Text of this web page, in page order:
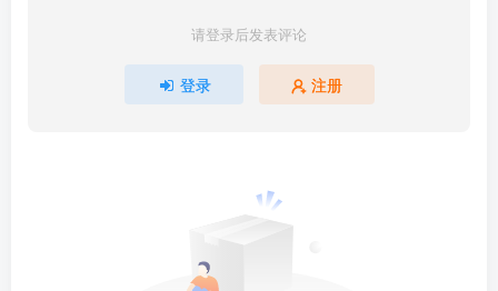
请登录后发表评论
登录 注册